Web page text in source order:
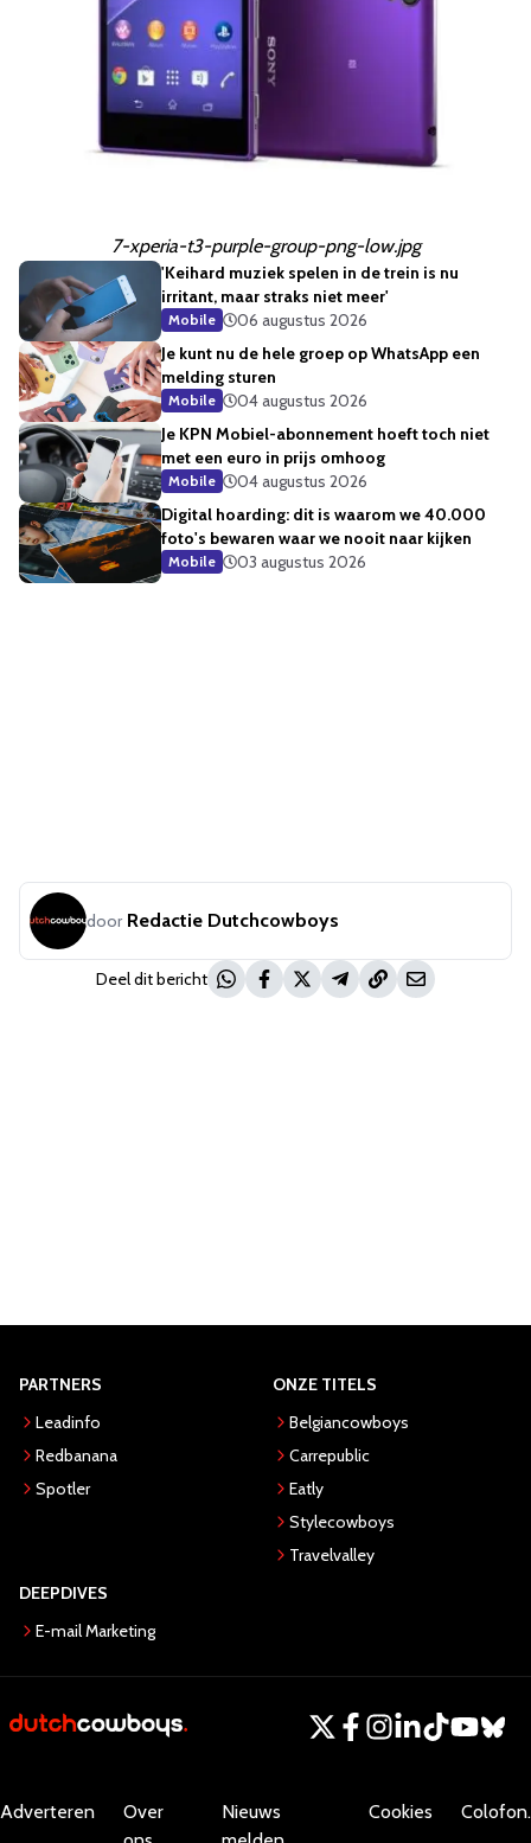
7-xperia-t3-purple-group-png-low.jpg
'Keihard muziek spelen in de trein is nu
irritant, maar straks niet meer'
Mobile
06 augustus 2026
Je kunt nu de hele groep op WhatsApp een
melding sturen
Mobile
04 augustus 2026
Je KPN Mobiel-abonnement hoeft toch niet
met een euro in prijs omhoog
Mobile
04 augustus 2026
Digital hoarding: dit is waarom we 40.000
foto's bewaren waar we nooit naar kijken
Mobile 03 augustus 2026
door Redactie Dutchcowboys
Deel dit bericht
PARTNERS
Leadinfo
Redbanana
Spotler
ONZE TITELS
Belgiancowboys
Carrepublic
Eatly
Stylecowboys
Travelvalley
DEEPDIVES
E-mail Marketing
Adverteren
Over
Nieuws
Cookies Colofon.